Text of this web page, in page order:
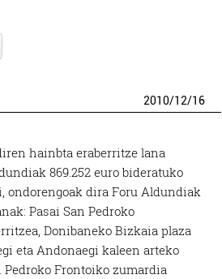
2010/12/16
hainbta eraberritze lana
869.252 euro bideratuko
ondorengoak dira Foru Aldundiak
Pasai San Pedroko
Donibaneko Bizkaia plaza
eta Andonaegi kaleen arteko
Pedroko Frontoiko zumardia